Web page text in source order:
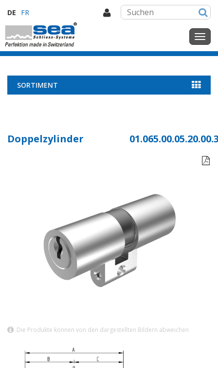
DE FR
SORTIMENT
Doppelzylinder

Die Produkte können von den dargestellten Bildern abweichen